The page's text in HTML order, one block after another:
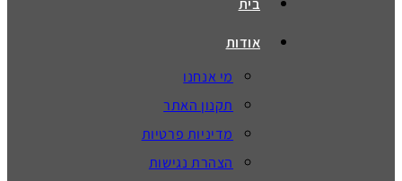
בית
אודות
מי אנחנו
תקנון האתר
מדיניות פרטיות
הצהרת נגישות